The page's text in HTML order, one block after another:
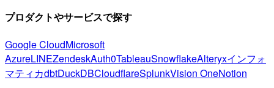
プロダクトやサービスで探す
Google CloudMicrosoft
AzureLINEZendeskAuth0TableauSnowflakeAlteryxインフォ
マティカdbtDuckDBCloudflareSplunkVision OneNotion